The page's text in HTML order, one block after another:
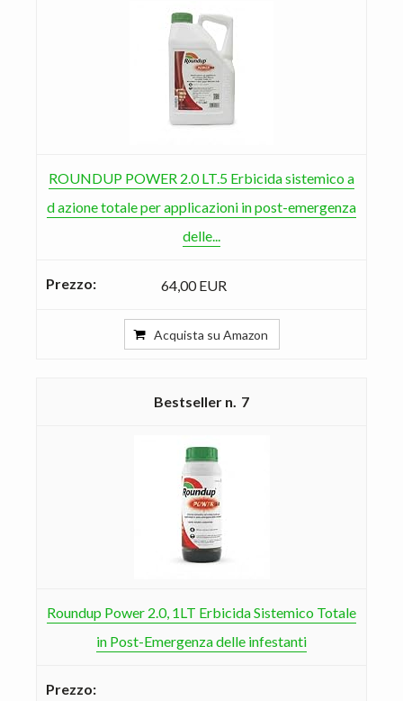
ROUNDUP POWER 2.0 LT.5 Erbicida sistemico a
d azione totale per applicazioni in post-emergenza
delle...
64,00 EUR
Acquista su Amazon
7
Roundup Power 2.0, 1LT Erbicida Sistemico Totale
in Post-Emergenza delle infestanti